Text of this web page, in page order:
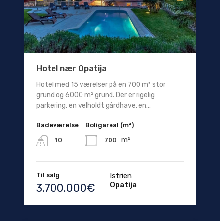
Hotel nær Opatija
Hotel med 15 værelser på en 700 m² stor
grund og 6000 m² grund. Der er rigelig
parkering, en velholdt gårdhave, en...
Badeværelse
10
Boligareal (m²)
700 m²
Til salg
3.700.000€
Istrien
Opatija